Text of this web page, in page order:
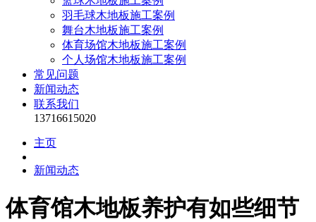
羽毛球木地板施工案例
舞台木地板施工案例
体育场馆木地板施工案例
个人场馆木地板施工案例
常见问题
新闻动态
联系我们
13716615020
主页
新闻动态
体育馆木地板养护有如些细节